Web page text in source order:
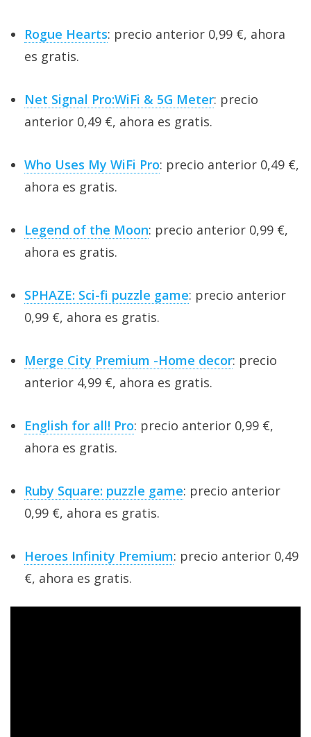
Rogue Hearts: precio anterior 0,99 €, ahora
es gratis.
Net Signal Pro:WiFi & 5G Meter: precio
anterior 0,49 €, ahora es gratis.
Who Uses My WiFi Pro: precio anterior 0,49 €,
ahora es gratis.
Legend of the Moon: precio anterior 0,99 €,
ahora es gratis.
SPHAZE: Sci-fi puzzle game: precio anterior
0,99 €, ahora es gratis.
Merge City Premium -Home decor: precio
anterior 4,99 €, ahora es gratis.
English for all! Pro: precio anterior 0,99 €,
ahora es gratis.
Ruby Square: puzzle game: precio anterior
0,99 €, ahora es gratis.
Heroes Infinity Premium: precio anterior 0,49
€, ahora es gratis.